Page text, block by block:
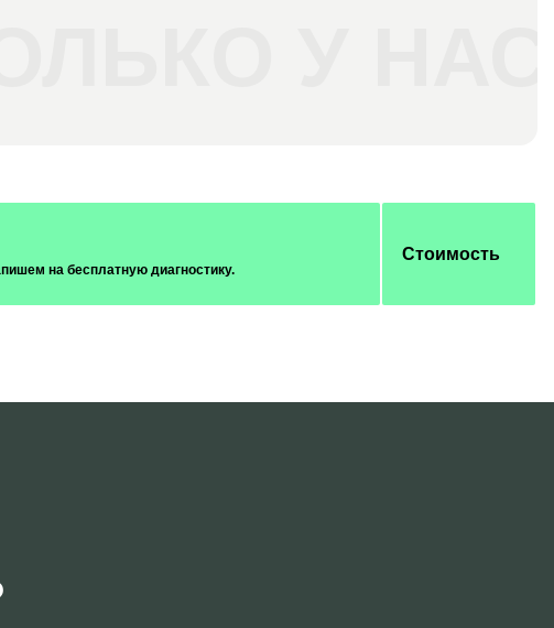
У НАС
на бесплатную диагностику.
Стоимость